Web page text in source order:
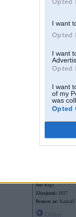
I want
Opted
I want
Opted
I want
of my
was
Opted
Braucu ar:
Offline
No:Rīga
Ziņojumi: 1837
Braucu ar: Kaskaiš